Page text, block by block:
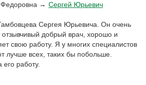
Федоровна → Сергей Юрьевич
Сергея Юрьевича. Он очень
добрый врач, хорошо и
свою работу. Я у многих специалистов
лучше всех, таких бы побольше.
работу.